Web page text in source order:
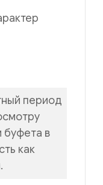
период
буфета в
как